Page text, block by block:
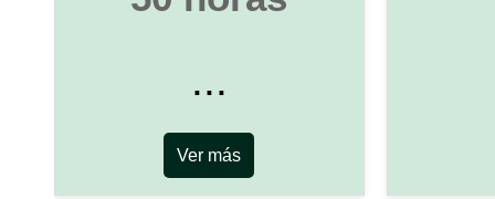
...
Ver más